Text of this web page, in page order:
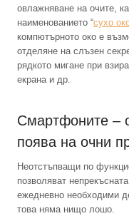
овлажняване на очите,
наименованието “сухо
компютърното око е
отделяне на слъзен
рядкото мигане при
екрана и др.
Смартфоните –
поява на очни
Неотстъпващи по
позволяват
ежедневно необходими
това няма нищо лошо.